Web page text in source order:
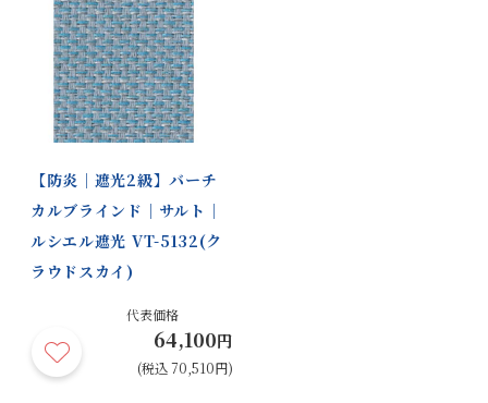
部品色：ダブルタ
イプ
マットホワイト ベージュ ダークブラ
ウン ブラック
部品色：スリット
窓タイプ
マットホワイト ベージュ ダークブラ
ウン
共通生地製品 バーチカルブラインド
商品の詳細に関しましては、上部のデジタルカタログをご確認くださ
い。
製品タイプ等によって製作可能な寸法や仕様が異なる場合がございま
す。
操作性等は店舗にてご確認ください。
【防炎｜遮光2級】バーチ
カルブラインド｜サルト｜
ルシエル遮光 VT-5132(ク
ラウドスカイ)
代表価格
64,100円
(税込 70,510円)